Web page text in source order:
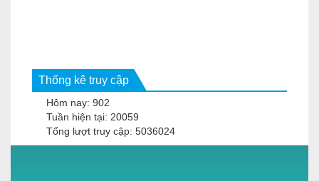
Thống kê truy cập
Hôm nay: 902
Tuần hiện tại: 20059
Tổng lượt truy cập: 5036024